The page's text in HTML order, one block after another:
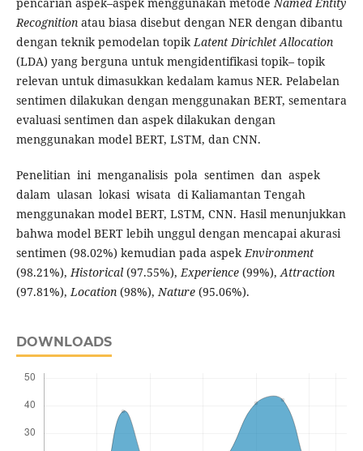
Recognition atau biasa disebut dengan NER dengan dibantu
dengan teknik pemodelan topikLatent Dirichlet Allocation
(LDA) yang berguna untuk mengidentifikasi topik– topik
relevan untuk dimasukkan kedalam kamus NER. Pelabelan
sentimen dilakukan dengan menggunakan BERT, sementara
evaluasi sentimen dan aspek dilakukan dengan
menggunakan model BERT, LSTM, dan CNN.
Penelitian ini menganalisis pola sentimen dan aspek
dalam ulasan lokasi wisata di Kaliamantan Tengah
menggunakan model BERT, LSTM, CNN. Hasil menunjukkan
bahwa model BERT lebih unggul dengan mencapai akurasi
sentimen (98.02%) kemudian pada aspekEnvironment
(98.21%),Historical (97.55%),Experience (99%),Attraction
(97.81%),Location (98%),Nature (95.06%).
DOWNLOADS